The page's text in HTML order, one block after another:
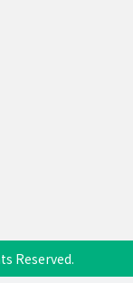
Reserved.